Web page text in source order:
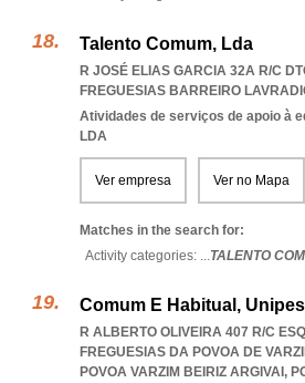
Talento Comum, Lda
R JOSÉ ELIAS GARCIA 32A R/C
FREGUESIAS BARREIRO
Atividades de serviços de apoio à
LDA
Ver empresa Ver no Mapa
Matches in the search for:
Activity categories: ...TALENTO
Comum E Habitual,
R ALBERTO OLIVEIRA 407 R/C
FREGUESIAS DA POVOA DE
POVOA VARZIM BEIRIZ ARGIVAI ,